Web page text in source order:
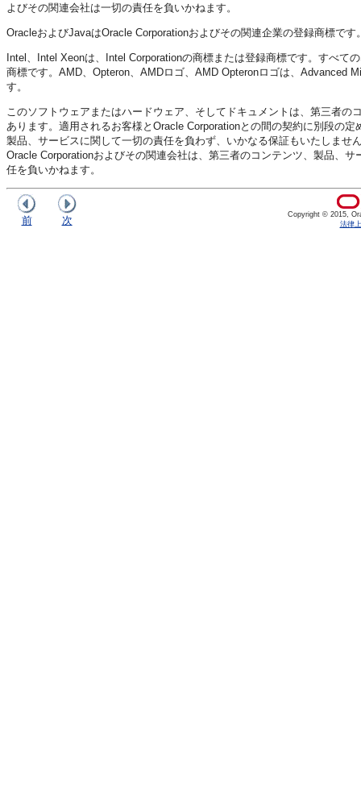
よびその関連会社は一切の責任を負いかねます。
OracleおよびJavaはOracle Corporationおよびその関連企業の登録商標で
Intel、Intel Xeonは、Intel Corporationの商標または登録商標です。すべて
商標です。AMD、Opteron、AMDロゴ、AMD Opteronロゴは、Advanced
す。
このソフトウェアまたはハードウェア、そしてドキュメントは、第三者
あります。適用されるお客様とOracle Corporationとの間の契約に別段の
製品、サービスに関して一切の責任を負わず、いかなる保証もいたしま
Oracle Corporationおよびその関連会社は、第三者のコンテンツ、製品、
任を負いかねます。
前 次
Copyright © 2015,
法律